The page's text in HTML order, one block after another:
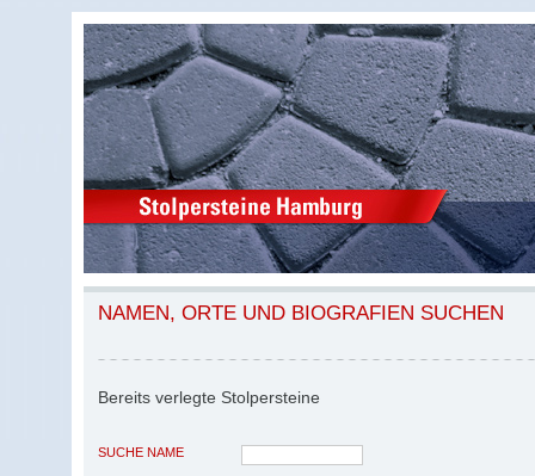
NAMEN, ORTE UND BIOGRAFIEN SUCHEN
Bereits verlegte Stolpersteine
SUCHE NAME